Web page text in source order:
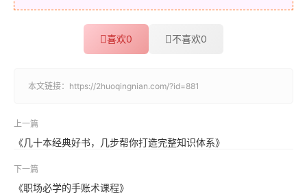
喜欢0 不喜欢0
本文链接： https://2huoqingnian.com/?id=881
上一篇
《几十本经典好书，几步帮你打造完整知识体系》
下一篇
《职场必学的手账术课程》